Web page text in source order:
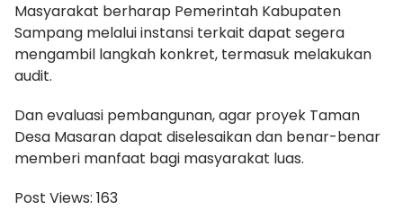
Masyarakat berharap Pemerintah Kabupaten
Sampang melalui instansi terkait dapat segera
mengambil langkah konkret, termasuk melakukan
audit.
Dan evaluasi pembangunan, agar proyek Taman
Desa Masaran dapat diselesaikan dan benar-benar
memberi manfaat bagi masyarakat luas.
Post Views: 163